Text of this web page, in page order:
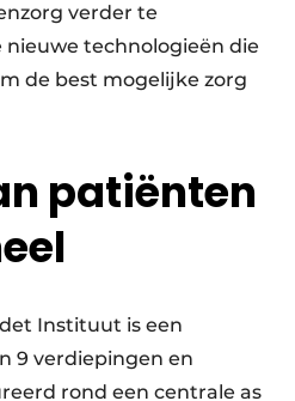
verder te
technologieën die
de best mogelijke zorg
patiënten
Instituut is een
9 verdiepingen en
rond een centrale as